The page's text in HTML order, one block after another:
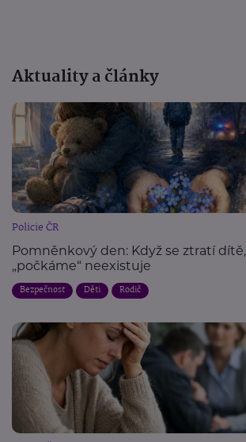
Aktuality a články
Policie ČR
Pomněnkový den: Když se ztratí
„počkáme“ neexistuje
Bezpečnost Děti Rodič